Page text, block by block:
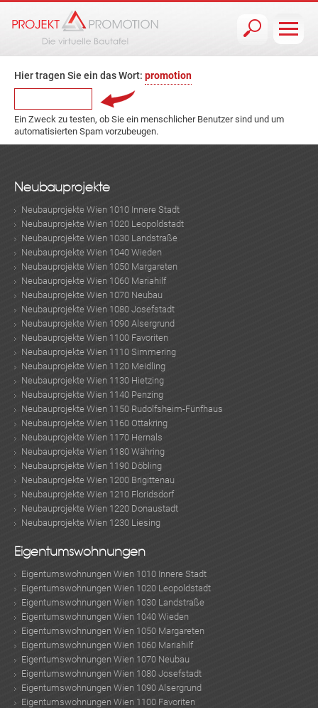
Hier tragen Sie ein das Wort: promotion
Ein Zweck zu testen, ob Sie ein menschlicher Benutzer sind und um
automatisierten Spam vorzubeugen.
Neubauprojekte
Neubauprojekte Wien 1010 Innere Stadt
Neubauprojekte Wien 1020 Leopoldstadt
Neubauprojekte Wien 1030 Landstraße
Neubauprojekte Wien 1040 Wieden
Neubauprojekte Wien 1050 Margareten
Neubauprojekte Wien 1060 Mariahilf
Neubauprojekte Wien 1070 Neubau
Neubauprojekte Wien 1080 Josefstadt
Neubauprojekte Wien 1090 Alsergrund
Neubauprojekte Wien 1100 Favoriten
Neubauprojekte Wien 1110 Simmering
Neubauprojekte Wien 1120 Meidling
Neubauprojekte Wien 1130 Hietzing
Neubauprojekte Wien 1140 Penzing
Neubauprojekte Wien 1150 Rudolfsheim-Fünfhaus
Neubauprojekte Wien 1160 Ottakring
Neubauprojekte Wien 1170 Hernals
Neubauprojekte Wien 1180 Währing
Neubauprojekte Wien 1190 Döbling
Neubauprojekte Wien 1200 Brigittenau
Neubauprojekte Wien 1210 Floridsdorf
Neubauprojekte Wien 1220 Donaustadt
Neubauprojekte Wien 1230 Liesing
Eigentumswohnungen
Eigentumswohnungen Wien 1010 Innere Stadt
Eigentumswohnungen Wien 1020 Leopoldstadt
Eigentumswohnungen Wien 1030 Landstraße
Eigentumswohnungen Wien 1040 Wieden
Eigentumswohnungen Wien 1050 Margareten
Eigentumswohnungen Wien 1060 Mariahilf
Eigentumswohnungen Wien 1070 Neubau
Eigentumswohnungen Wien 1080 Josefstadt
Eigentumswohnungen Wien 1090 Alsergrund
Eigentumswohnungen Wien 1100 Favoriten